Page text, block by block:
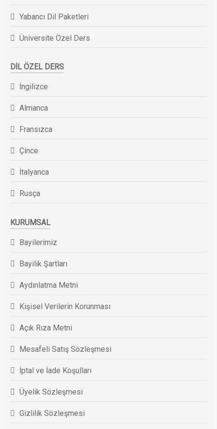
Yabancı Dil Paketleri
Üniversite Özel Ders
DIL ÖZEL DERS
İngilizce
Almanca
Fransızca
Çince
İtalyanca
Rusça
KURUMSAL
Bayilerimiz
Bayilik Şartları
Aydınlatma Metni
Kişisel Verilerin Korunması
Açık Rıza Metni
Mesafeli Satış Sözleşmesi
İptal ve İade Koşulları
Üyelik Sözleşmesi
Gizlilik Sözleşmesi